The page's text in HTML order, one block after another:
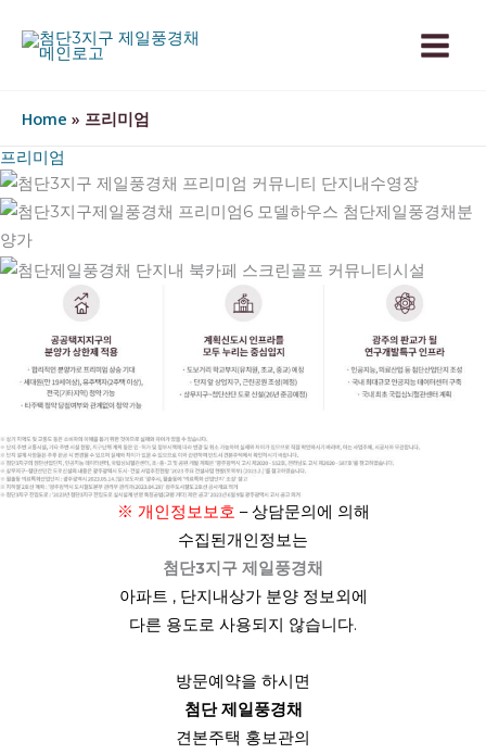
너
뛰
기
Home » 프리미엄
프리미엄
※ 개인정보보호 – 상담문의에 의해
수집된개인정보는
첨단3지구 제일풍경채
아파트 , 단지내상가 분양 정보외에
다른 용도로 사용되지 않습니다.
방문예약을 하시면
첨단 제일풍경채
견본주택 홍보관의